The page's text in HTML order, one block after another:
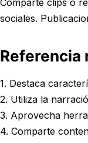
Comparte clips o
sociales.
Referencia
1. Destaca
2. Utiliza la
3. Aprovecha
4. Comparte